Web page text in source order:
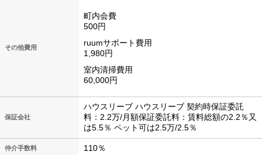
その他費用
町内会費
500円
ruumサポート費用
1,980円
室内清掃費用
60,000円
保証会社
ハウスリーブ ハウスリーブ 契約時保証委託
料：2.2万/月額保証委託料：賃料総額の2.2％又
は5.5％ ペット可は2.5万/2.5％
仲介手数料 110％